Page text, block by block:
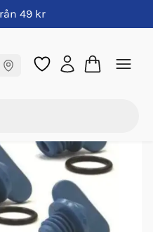
49 kr
& i butik